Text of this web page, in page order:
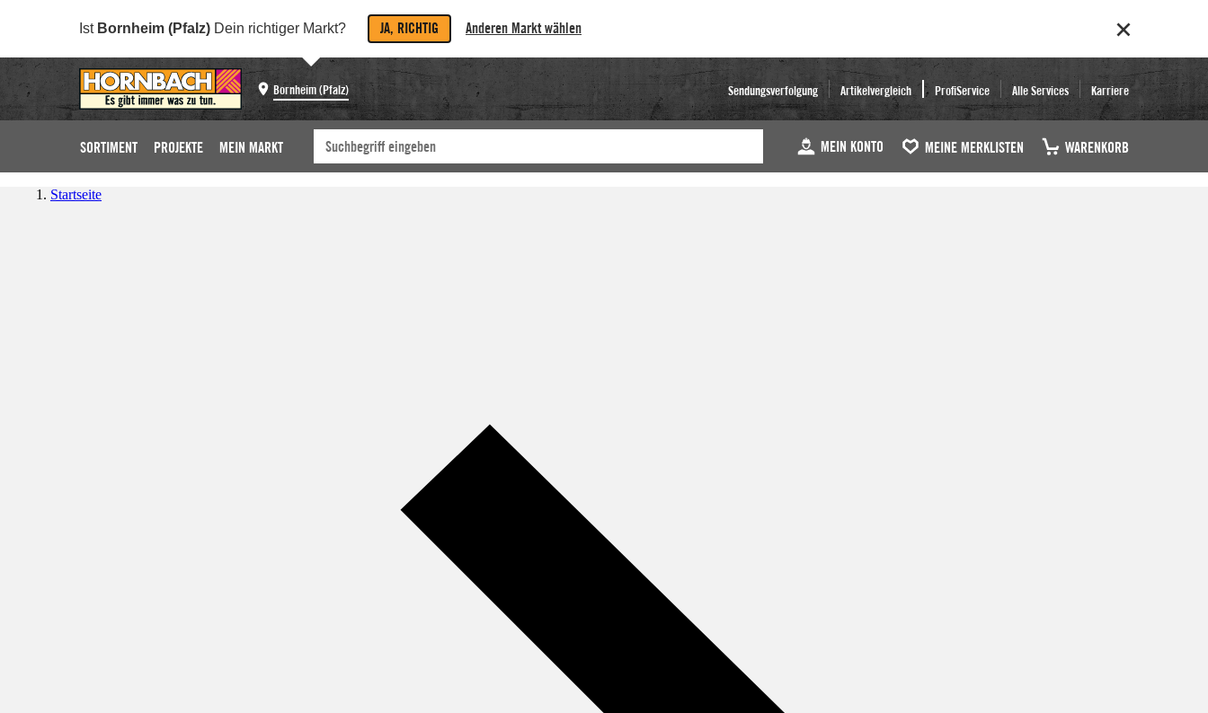
Ist Bornheim (Pfalz) Dein richtiger Markt? JA, RICHTIG Anderen Markt wählen
Bornheim (Pfalz) Sendungsverfolgung Artikelvergleich ProfiService Alle Services Karriere
SORTIMENT PROJEKTE MEIN MARKT MEIN KONTO MEINE MERKLISTEN WARENKORB
Startseite